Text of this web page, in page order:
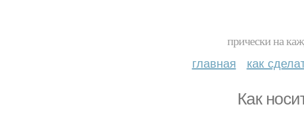
прически на
главная как
Как